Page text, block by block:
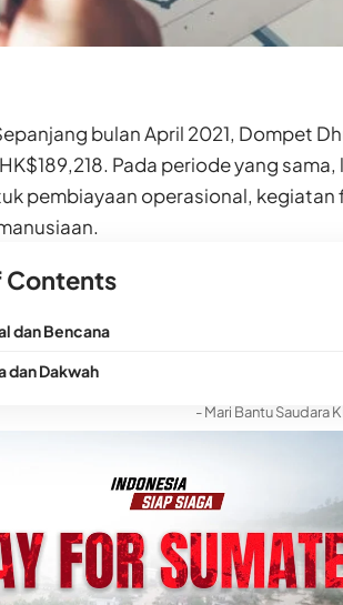
bulan April 2021, Dompet
Pada periode yang
pembiayaan operasional,
Contents
dan Bencana
dan Dakwah
- Mari Bantu Saudara